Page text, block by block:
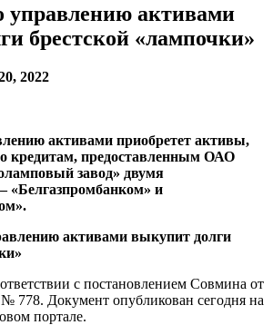
управлению активами
брестской «лампочки»
2022
активами приобретет активы,
кредитам, предоставленным ОАО
завод» двумя
«Белгазпромбанком» и
с постановлением Совмина от
№ 778. Документ опубликован сегодня на
портале.